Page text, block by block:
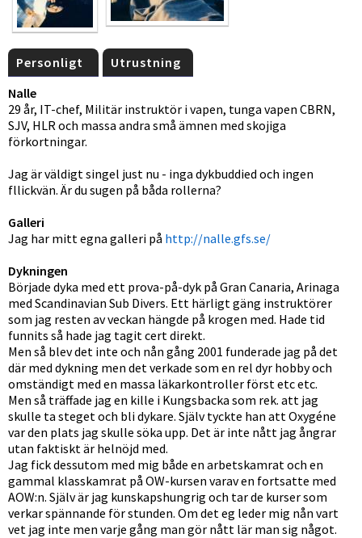
Personligt
Utrustning
Nalle
29 år, IT-chef, Militär instruktör i vapen, tunga vapen CBRN,
SJV, HLR och massa andra små ämnen med skojiga
förkortningar.
Jag är väldigt singel just nu - inga dykbuddied och ingen
fllickvän. Är du sugen på båda rollerna?
Galleri
Jag har mitt egna galleri på http://nalle.gfs.se/
Dykningen
Började dyka med ett prova-på-dyk på Gran Canaria, Arinaga
med Scandinavian Sub Divers. Ett härligt gäng instruktörer
som jag resten av veckan hängde på krogen med. Hade tid
funnits så hade jag tagit cert direkt.
Men så blev det inte och nån gång 2001 funderade jag på det
där med dykning men det verkade som en rel dyr hobby och
omständigt med en massa läkarkontroller först etc etc.
Men så träffade jag en kille i Kungsbacka som rek. att jag
skulle ta steget och bli dykare. Själv tyckte han att Oxygéne
var den plats jag skulle söka upp. Det är inte nått jag ångrar
utan faktiskt är helnöjd med.
Jag fick dessutom med mig både en arbetskamrat och en
gammal klasskamrat på OW-kursen varav en fortsatte med
AOW:n. Själv är jag kunskapshungrig och tar de kurser som
verkar spännande för stunden. Om det eg leder mig nån vart
vet jag inte men varje gång man gör nått lär man sig något.